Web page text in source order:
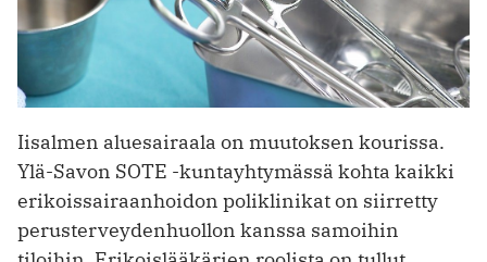
Iisalmen aluesairaala on muutoksen kourissa.
Ylä-Savon SOTE -kunta­yhtymässä kohta kaikki
erikoissairaanhoidon poliklinikat on siirretty
perusterveydenhuollon kanssa samoihin